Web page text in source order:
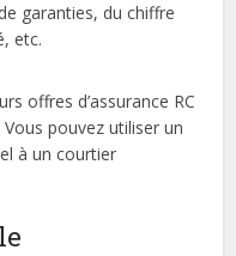
garanties, du chiffre
etc.
offres d’assurance RC
pouvez utiliser un
à un courtier